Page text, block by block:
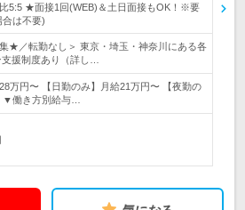
5:5 ★面接1回(WEB)＆土日面接もOK！※要
は不要)
★／転勤なし＞ 東京・埼玉・神奈川にある各
援制度あり（詳し…
万円〜 【日勤のみ】月給21万円〜 【夜勤の
▼働き方別給与…